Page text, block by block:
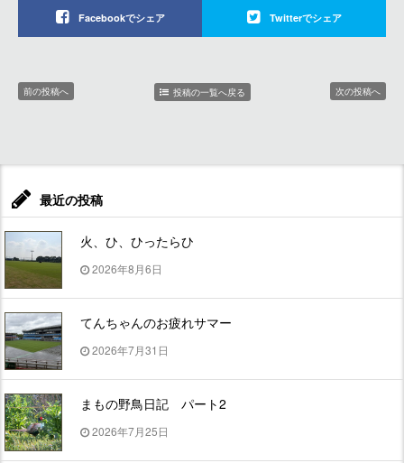
Facebookでシェア Twitterでシェア
前の投稿へ 投稿の一覧へ戻る 次の投稿へ
最近の投稿
火、ひ、ひったらひ
2026年8月6日
てんちゃんのお疲れサマー
2026年7月31日
まもの野鳥日記 パート2
2026年7月25日